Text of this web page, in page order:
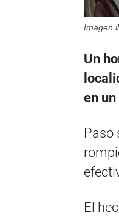
Imagen
Un
en
Paso
El